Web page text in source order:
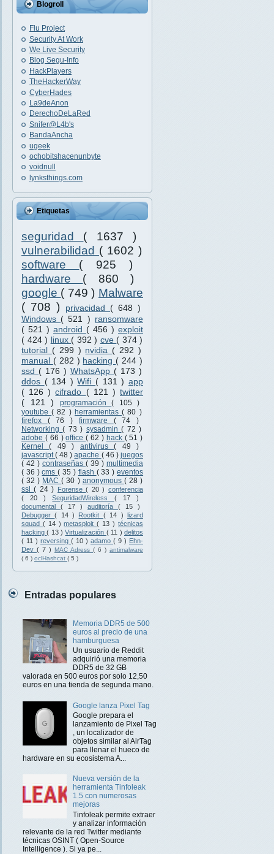
Blogroll
Flu Project
Security At Work
We Live Security
Blog Segu-Info
HackPlayers
TheHackerWay
CyberHades
La9deAnon
DerechoDeLaRed
Snifer@L4b's
BandaAncha
ugeek
ochobitshacenunbyte
voidnull
lynksthings.com
Etiquetas
seguridad ( 1637 )
vulnerabilidad ( 1602 )
software ( 925 )
hardware ( 860 )
google ( 749 ) Malware
( 708 )
privacidad ( 648 )
Windows ( 521 ) ransomware
( 521 ) android ( 456 ) exploit
( 424 ) linux ( 392 ) cve ( 374 )
tutorial ( 299 ) nvidia ( 292 )
manual ( 282 ) hacking ( 244 )
ssd ( 176 ) WhatsApp ( 173 )
ddos ( 134 )Wifi ( 131 ) app
( 126 )cifrado ( 121 )twitter
( 121 ) programación( 105 )
youtube( 82 ) herramientas( 80 )
firefox ( 76 ) firmware ( 74 )
Networking( 73 ) sysadmin( 72 )
adobe ( 66 )office( 62 ) hack ( 51 )
Kernel( 49 ) antivirus( 49 )
javascript( 48 )apache ( 46 ) juegos
( 42 ) contraseñas ( 39 ) multimedia
( 36 )cms( 35 ) flash ( 33 )eventos
( 32 ) MAC( 30 ) anonymous ( 28 )
ssl( 24 ) Forense( 20 ) conferencia
( 20 )SeguridadWireless ( 17 )
documental ( 17 ) auditoría ( 15 )
Debugger( 14 ) Rootkit ( 14 ) lizard
squad ( 14 )metasploit( 13 ) técnicas
hacking( 13 )Virtualización ( 11 ) delitos
( 11 ) reversing ( 10 ) adamo ( 9 ) Ehn-
Dev ( 7 ) MAC Adress ( 6 ) antimalware
( 6 ) oclHashcat ( 5 )
Entradas populares
Memoria DDR5 de 500
euros al precio de una
hamburguesa
Un usuario de Reddit
adquirió una memoria
DDR5 de 32 GB
valorada en 500 euros por solo 12,50
euros en una tienda de segunda mano.
Google lanza Pixel Tag
Google prepara el
lanzamiento de Pixel Tag
, un localizador de
objetos similar al AirTag
para llenar el hueco de
hardware en su ecosistema A...
Nueva versión de la
herramienta Tinfoleak
1.5 con numerosas
mejoras
Tinfoleak permite extraer
y analizar información
relevante de la red Twitter mediante
técnicas OSINT ( Open-Source
Intelligence ). Si ya pe...